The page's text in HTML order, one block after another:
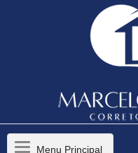
MenuMenu Principal